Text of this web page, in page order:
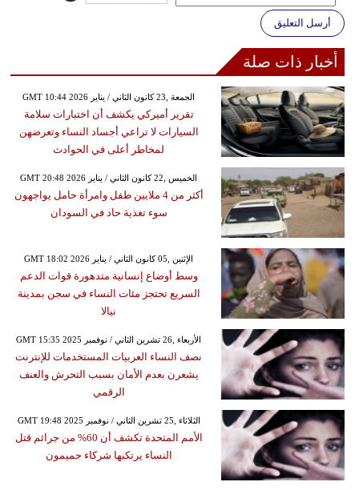
أرسل التعليق
أخبار ذات صلة
GMT 10:44 2026 الجمعة ,23 كانون الثاني / يناير
تقرير أميركي يكشف أن اختبارات سلامة
السيارات لا تراعي أجساد النساء وتعرضهن
لمخاطر أعلى في الحوادث
GMT 20:48 2026 الخميس ,22 كانون الثاني / يناير
أكثر من 4 ملايين طفل وامرأة حامل يواجهون
سوء تغذية حاد في السودان
GMT 18:02 2026 الإثنين ,05 كانون الثاني / يناير
وسط أوضاع إنسانية متدهورة قوات الدعم
السريع تحتجز مئات النساء في سجن بمدينة
نيالا
GMT 15:35 2025 الأربعاء ,26 تشرين الثاني / نوفمبر
نصف النساء العربيات المستخدمات للإنترنت
يشعرن بعدم الأمان بسبب التحرش والعنف
الرقمي
GMT 19:48 2025 الثلاثاء ,25 تشرين الثاني / نوفمبر
الأمم المتحدة تكشف أن 60% من جرائم قتل
النساء يرتكبها شركاء حميمون